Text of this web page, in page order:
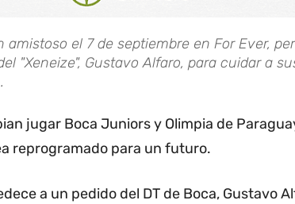
el 7 de septiembre en For Ever,
"Xeneize", Gustavo Alfaro, para cuidar a
jugar Boca Juniors y Olimpia de
reprogramado para un futuro.
a un pedido del DT de Boca, Gustavo